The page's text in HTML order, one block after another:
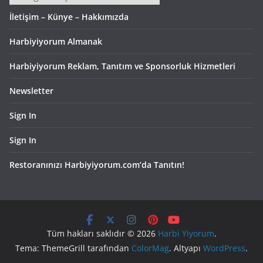
İletişim – Künye – Hakkımızda
Harbiyiyorum Almanak
Harbiyiyorum Reklam, Tanıtım ve Sponsorluk Hizmetleri
Newsletter
Sign In
Sign In
Restoranınızı Harbiyiyorum.com’da Tanıtın!
Tüm hakları saklıdır © 2026 Harbi Yiyorum.
Tema: ThemeGrill tarafından ColorMag. Altyapı WordPress.